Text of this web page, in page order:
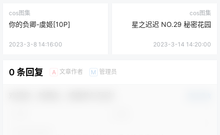
cos图集
你的负卿-虞姬[10P]
2023-3-8 14:16:00
cos图集
星之迟迟 NO.29 秘密花园
2023-3-14 14:20:00
0 条回复 A 文章作者 M 管理员